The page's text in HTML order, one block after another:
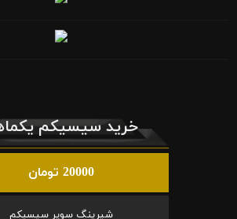
خرید سیسیکم
20000 تومان
شیرینگ سوپر سیسیکم